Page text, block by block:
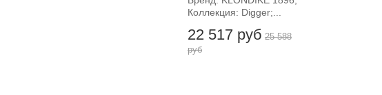
Коллекция: Digger;...
22 517 руб 25 588
руб